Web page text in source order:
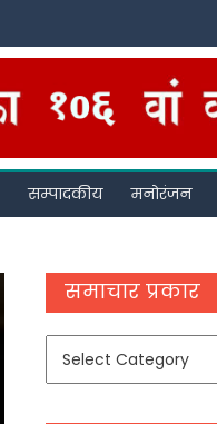
सम्पादकीय मनोरंजन
समाचार प्रकार
समाचार